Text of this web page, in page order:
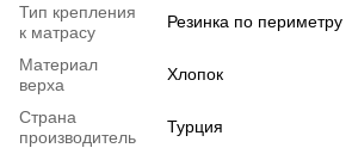
Тип крепления
к матрасу
Резинка по периметру
Материал
верха
Хлопок
Страна
производитель
Турция